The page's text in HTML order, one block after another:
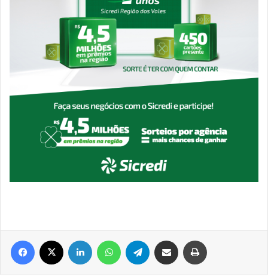
Facebook Linkedin WhatsAppTelegram Compartilhar via e-mail